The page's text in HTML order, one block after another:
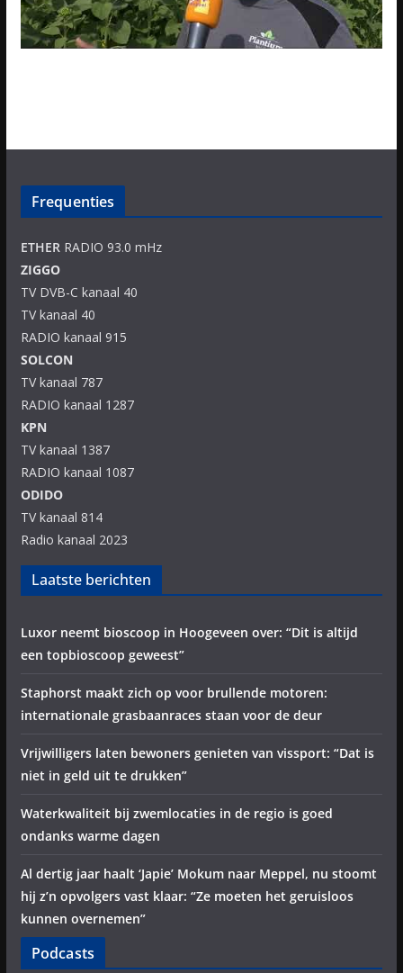
Frequenties
ETHERRADIO 93.0 mHz
ZIGGO
TV DVB-C kanaal 40
TV kanaal 40
RADIO kanaal 915
SOLCON
TV kanaal 787
RADIO kanaal 1287
KPN
TV kanaal 1387
RADIO kanaal 1087
ODIDO
TV kanaal 814
Radio kanaal 2023
Laatste berichten
Luxor neemt bioscoop in Hoogeveen over: “Dit is altijd
een topbioscoop geweest”
Staphorst maakt zich op voor brullende motoren:
internationale grasbaanraces staan voor de deur
Vrijwilligers laten bewoners genieten van vissport: “Dat is
niet in geld uit te drukken”
Waterkwaliteit bij zwemlocaties in de regio is goed
ondanks warme dagen
Al dertig jaar haalt ‘Japie’ Mokum naar Meppel, nu stoomt
hij z’n opvolgers vast klaar: “Ze moeten het geruisloos
kunnen overnemen”
Podcasts